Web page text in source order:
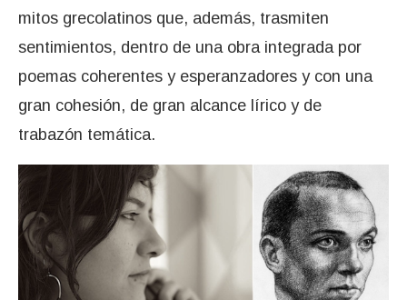
mitos grecolatinos que, además, trasmiten
sentimientos, dentro de una obra integrada por
poemas coherentes y esperanzadores y con una
gran cohesión, de gran alcance lírico y de
trabazón temática.